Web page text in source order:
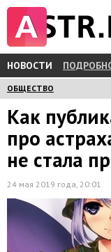
НОВОСТИ
ОБЩЕСТВО
Как
про
не стала
24 мая 2019 года, 20:01